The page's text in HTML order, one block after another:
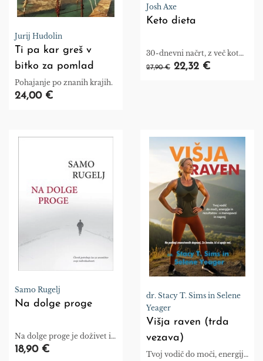
Jurij Hudolin
Ti pa kar greš v
bitko za pomlad
Pohajanje po znanih krajih.
24,00 €
Josh Axe
Keto dieta
30-dnevni načrt, z več kot
80 recepti
27,90 € 22,32 €
Samo Rugelj
Na dolge proge
Na dolge proge je doživet in
mestoma lirični popis
18,90 €
dr. Stacy T. Sims in Selene
Yeager
Višja raven (trda
vezava)
Tvoj vodič do moči, energije